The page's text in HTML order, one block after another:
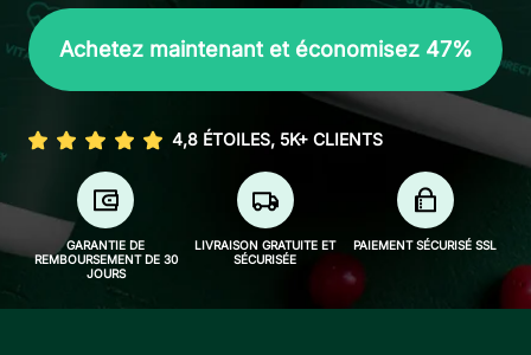
Achetez maintenant et économisez 47%
4,8 ÉTOILES, 5K+ CLIENTS
GARANTIE DE
REMBOURSEMENT DE 30
JOURS
LIVRAISON GRATUITE ET
SÉCURISÉE
PAIEMENT SÉCURISÉ SSL